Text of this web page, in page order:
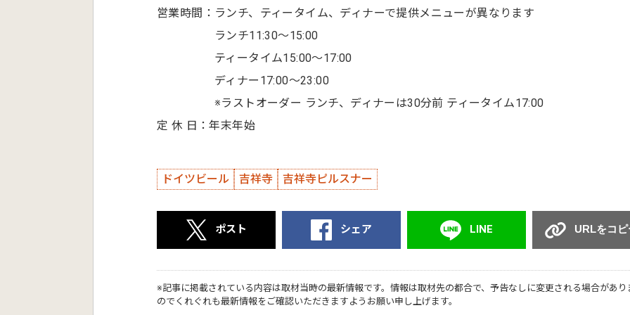
営業時間：ランチ、ティータイム、ディナーで提供メニューが異なります
ランチ11:30～15:00
ティータイム15:00～17:00
ディナー17:00～23:00
※ラストオーダー ランチ、ディナーは30分前 ティータイム17:00
定 休 日：年末年始
ドイツビール 吉祥寺 吉祥寺ピルスナー
ポスト シェア LINE URLをコピ
※記事に掲載されている内容は取材当時の最新情報です。情報は取材先の都合で、予告なしに変更される場合があり
のでくれぐれも最新情報をご確認いただきますようお願い申し上げます。